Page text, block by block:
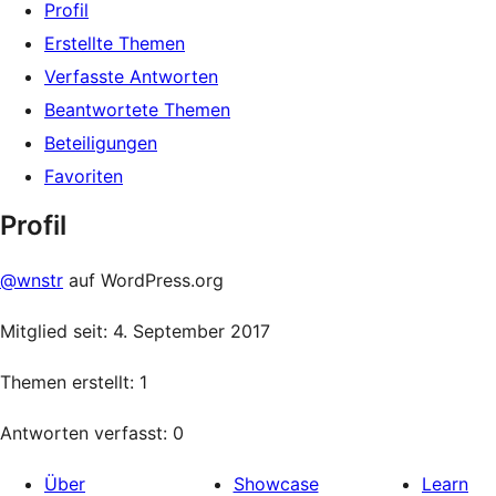
Profil
Erstellte Themen
Verfasste Antworten
Beantwortete Themen
Beteiligungen
Favoriten
Profil
@wnstr auf WordPress.org
Mitglied seit: 4. September 2017
Themen erstellt: 1
Antworten verfasst: 0
Über Showcase Learn